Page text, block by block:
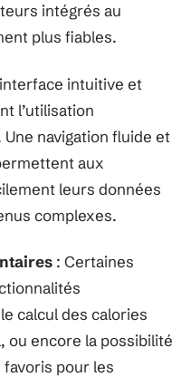
intégrés au
plus fiables.
intuitive et
l’utilisation
navigation fluide et
aux
leurs données
complexes.
: Certaines
calcul des calories
ou encore la possibilité
pour les